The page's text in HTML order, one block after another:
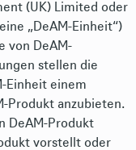
(UK) Limited oder
„DeAM-Einheit“)
von DeAM-
stellen die
Einheit einem
Produkt anzubieten.
DeAM-Produkt
vorstellt oder